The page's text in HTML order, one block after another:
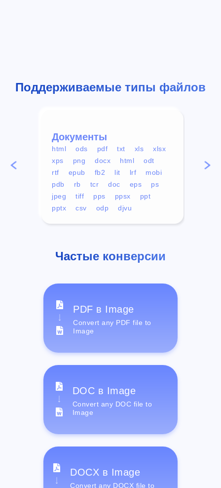
Поддерживаемые типы файлов
Документы
html ods pdf txt xls
xlsx
xps
png docx html
odt
rtf
epub fb2 lit lrf
mobi
pdb
rb tcr doc eps
ps
jpeg
tiff pps ppsx
ppt
pptx
csv odp djvu
mp4
Частые конверсии
PDF в Image
Convert any PDF file to
Image
DOC в Image
Convert any DOC file to
Image
DOCX в Image
Convert any DOCX file to